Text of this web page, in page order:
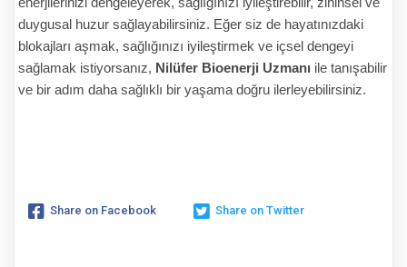
duygusal huzur sağlayabilirsiniz. Eğer siz de hayatınızdaki
blokajları aşmak, sağlığınızı iyileştirmek ve içsel dengeyi
sağlamak istiyorsanız, Nilüfer Bioenerji Uzmanı ile tanışabilir
ve bir adım daha sağlıklı bir yaşama doğru ilerleyebilirsiniz.
Share on Facebook Share on Twitter